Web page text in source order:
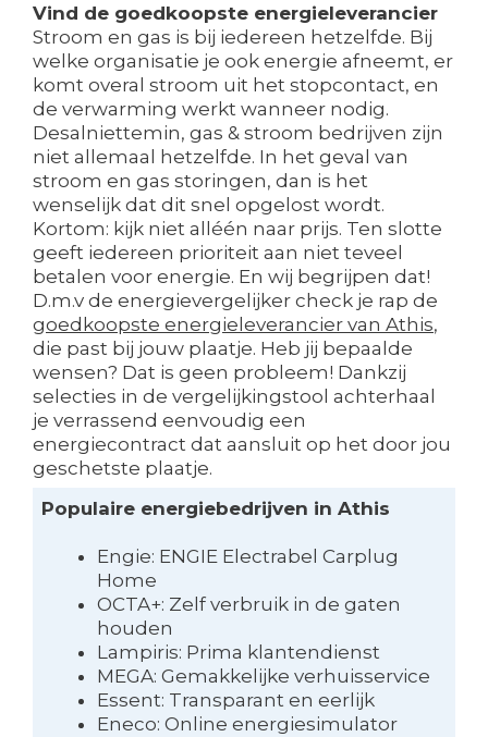
Vind de goedkoopste energieleverancier
Stroom en gas is bij iedereen hetzelfde. Bij
welke organisatie je ook energie afneemt, er
komt overal stroom uit het stopcontact, en
de verwarming werkt wanneer nodig.
Desalniettemin, gas & stroom bedrijven zijn
niet allemaal hetzelfde. In het geval van
stroom en gas storingen, dan is het
wenselijk dat dit snel opgelost wordt.
Kortom: kijk niet alléén naar prijs. Ten slotte
geeft iedereen prioriteit aan niet teveel
betalen voor energie. En wij begrijpen dat!
D.m.v de energievergelijker check je rap de
goedkoopste energieleverancier van Athis,
die past bij jouw plaatje. Heb jij bepaalde
wensen? Dat is geen probleem! Dankzij
selecties in de vergelijkingstool achterhaal
je verrassend eenvoudig een
energiecontract dat aansluit op het door jou
geschetste plaatje.
Populaire energiebedrijven in Athis
Engie: ENGIE Electrabel Carplug
Home
OCTA+: Zelf verbruik in de gaten
houden
Lampiris: Prima klantendienst
MEGA: Gemakkelijke verhuisservice
Essent: Transparant en eerlijk
Eneco: Online energiesimulator